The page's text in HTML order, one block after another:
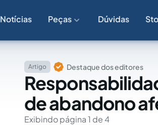
Notícias Peças Dúvidas
Artigo Destaque dos editores
de abandono
Exibindo página 1 de 4